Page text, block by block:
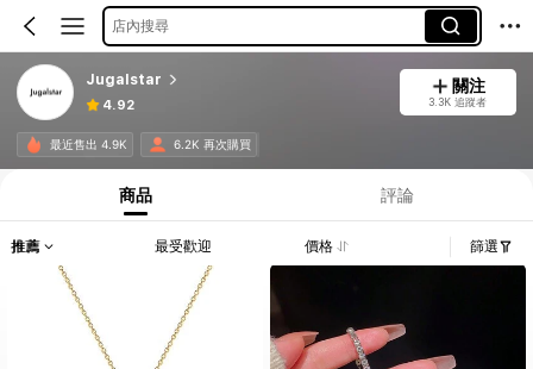
店內搜尋
Jugalstar
4.92
關注
3.3K 追蹤者
最近售出 4.9K 6.2K 再次購買
商品 評論
推薦 最受歡迎 價格 篩選